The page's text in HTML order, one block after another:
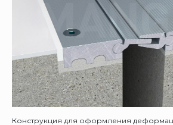
Конструкция для оформления